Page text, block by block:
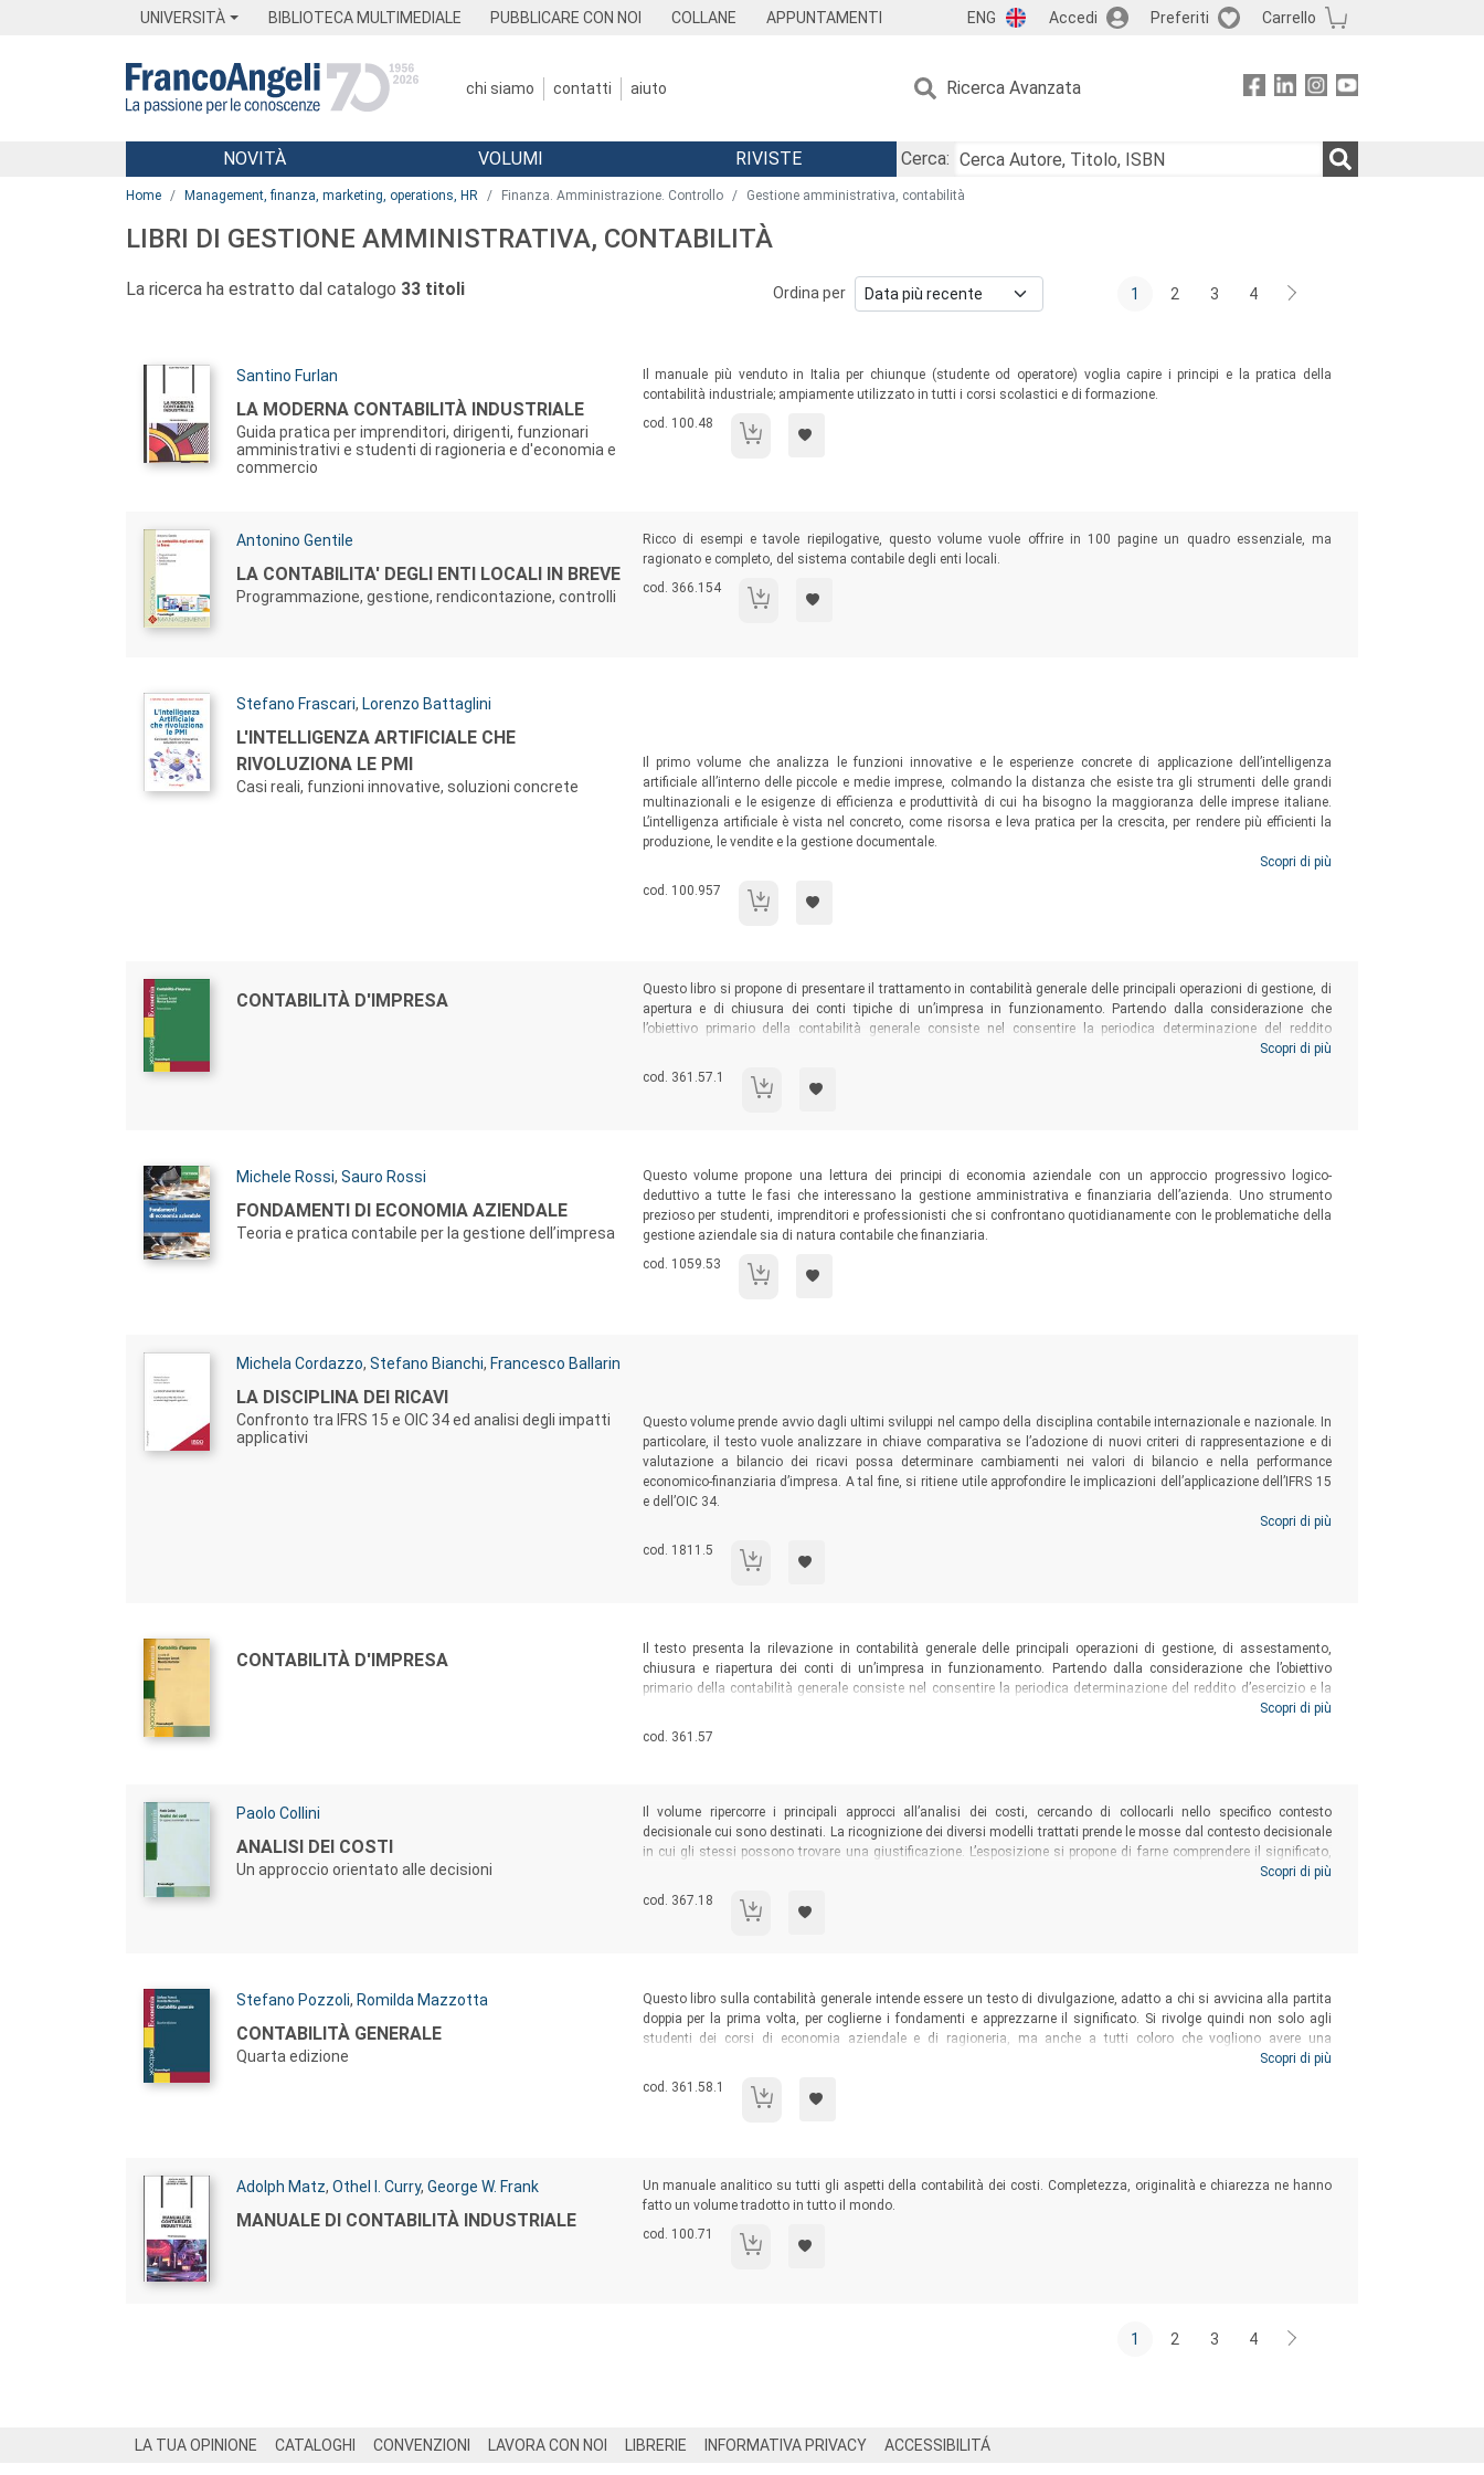
UNIVERSITÀ BIBLIOTECA MULTIMEDIALE PUBBLICARE CON NOI COLLANE APPUNTAMENTI ENG Accedi Preferiti Carrello
chi siamo contatti aiuto Ricerca Avanzata
Menu
NOVITÀ VOLUMI RIVISTE
Cerca:
Home Management, finanza, marketing, operations, HR Finanza. Amministrazione. Controllo Gestione amministrativa, contabilità
LIBRI DI GESTIONE AMMINISTRATIVA, CONTABILITÀ
La ricerca ha estratto dal catalogo 33 titoli Ordina per 1 2 3 4
Autori:
Santino Furlan
Titolo:
LA MODERNA CONTABILITÀ INDUSTRIALE
Guida pratica per imprenditori, dirigenti, funzionari
amministrativi e studenti di ragioneria e d'economia e
commercio
Sommario:
Il manuale più venduto in Italia per chiunque (studente od operatore) voglia capire i principi e la pratica della
contabilità industriale; ampiamente utilizzato in tutti i corsi scolastici e di formazione.
Codice libro:
cod. 100.48 La moderna contabilità industriale
Autori:
Antonino Gentile
Titolo:
LA CONTABILITA' DEGLI ENTI LOCALI IN BREVE
Programmazione, gestione, rendicontazione, controlli
Sommario:
Ricco di esempi e tavole riepilogative, questo volume vuole offrire in 100 pagine un quadro essenziale, ma
ragionato e completo, del sistema contabile degli enti locali.
Codice libro:
cod. 366.154 La contabilita' degli enti locali in breve
Autori:
Stefano Frascari, Lorenzo Battaglini
Titolo:
L'INTELLIGENZA ARTIFICIALE CHE
RIVOLUZIONA LE PMI
Casi reali, funzioni innovative, soluzioni concrete
Il primo volume che analizza le funzioni innovative e le esperienze concrete di applicazione dell’intelligenza
artificiale all’interno delle piccole e medie imprese, colmando la distanza che esiste tra gli strumenti delle grandi
multinazionali e le esigenze di efficienza e produttività di cui ha bisogno la maggioranza delle imprese italiane.
L’intelligenza artificiale è vista nel concreto, come risorsa e leva pratica per la crescita, per rendere più efficienti la
produzione, le vendite e la gestione documentale.
Scopri di più
Codice libro:
cod. 100.957 L'intelligenza Artificiale che rivoluziona le PMI
Autori:
Titolo:
CONTABILITÀ D'IMPRESA
Sommario:
Questo libro si propone di presentare il trattamento in contabilità generale delle principali operazioni di gestione, di
apertura e di chiusura dei conti tipiche di un’impresa in funzionamento. Partendo dalla considerazione che
l’obiettivo primario della contabilità generale consiste nel consentire la periodica determinazione del reddito
d’esercizio di un’impresa e la rappresentazione del suo capitale di funzionamento, si è curato in modo particolare il
collegamento tra le singole operazioni di gestione e il bilancio.
Scopri di più
Codice libro:
cod. 361.57.1 Contabilità d'impresa
Autori:
Michele Rossi, Sauro Rossi
Titolo:
FONDAMENTI DI ECONOMIA AZIENDALE
Teoria e pratica contabile per la gestione dell’impresa
Sommario:
Questo volume propone una lettura dei principi di economia aziendale con un approccio progressivo logico-
deduttivo a tutte le fasi che interessano la gestione amministrativa e finanziaria dell’azienda. Uno strumento
prezioso per studenti, imprenditori e professionisti che si confrontano quotidianamente con le problematiche della
gestione aziendale sia di natura contabile che finanziaria.
Codice libro:
cod. 1059.53 Fondamenti di economia aziendale
Autori:
Michela Cordazzo, Stefano Bianchi, Francesco Ballarin
Titolo:
LA DISCIPLINA DEI RICAVI
Confronto tra IFRS 15 e OIC 34 ed analisi degli impatti
applicativi
Questo volume prende avvio dagli ultimi sviluppi nel campo della disciplina contabile internazionale e nazionale. In
particolare, il testo vuole analizzare in chiave comparativa se l’adozione di nuovi criteri di rappresentazione e di
valutazione a bilancio dei ricavi possa determinare cambiamenti nei valori di bilancio e nella performance
economico-finanziaria d’impresa. A tal fine, si ritiene utile approfondire le implicazioni dell’applicazione dell’IFRS 15
e dell’OIC 34.
Scopri di più
Codice libro:
cod. 1811.5 La disciplina dei ricavi
Autori:
Titolo:
CONTABILITÀ D'IMPRESA
Sommario:
Il testo presenta la rilevazione in contabilità generale delle principali operazioni di gestione, di assestamento,
chiusura e riapertura dei conti di un’impresa in funzionamento. Partendo dalla considerazione che l’obiettivo
primario della contabilità generale consiste nel consentire la periodica determinazione del reddito d’esercizio e la
rappresentazione del capitale di funzionamento, si è curato in modo particolare il collegamento tra le singole
operazioni di gestione e il bilancio.
Scopri di più
Codice libro:
cod. 361.57
Autori:
Paolo Collini
Titolo:
ANALISI DEI COSTI
Un approccio orientato alle decisioni
Sommario:
Il volume ripercorre i principali approcci all’analisi dei costi, cercando di collocarli nello specifico contesto
decisionale cui sono destinati. La ricognizione dei diversi modelli trattati prende le mosse dal contesto decisionale
in cui gli stessi possono trovare una giustificazione. L’esposizione si propone di farne comprendere il significato,
rendendo comprensibili e coerenti le caratteristiche “tecniche” degli stessi, guidando le scelte di progettazione in
modo razionale.
Scopri di più
Codice libro:
cod. 367.18 Analisi dei costi
Autori:
Stefano Pozzoli, Romilda Mazzotta
Titolo:
CONTABILITÀ GENERALE
Quarta edizione
Sommario:
Questo libro sulla contabilità generale intende essere un testo di divulgazione, adatto a chi si avvicina alla partita
doppia per la prima volta, per coglierne i fondamenti e apprezzarne il significato. Si rivolge quindi non solo agli
studenti dei corsi di economia aziendale e di ragioneria, ma anche a tutti coloro che vogliono avere una
conoscenza basica della materia, magari perché vi si imbattono per questioni professionali, e necessitano di
apprenderne i rudimenti in tempi brevi e senza la pretesa di un livello elevato di approfondimento.
Scopri di più
Codice libro:
cod. 361.58.1 Contabilità generale
Autori:
Adolph Matz, Othel I. Curry, George W. Frank
Titolo:
MANUALE DI CONTABILITÀ INDUSTRIALE
Sommario:
Un manuale analitico su tutti gli aspetti della contabilità dei costi. Completezza, originalità e chiarezza ne hanno
fatto un volume tradotto in tutto il mondo.
Codice libro:
cod. 100.71 Manuale di contabilità industriale
1 2 3 4
LA TUA OPINIONE CATALOGHI CONVENZIONI LAVORA CON NOI LIBRERIE INFORMATIVA PRIVACY ACCESSIBILITÁ